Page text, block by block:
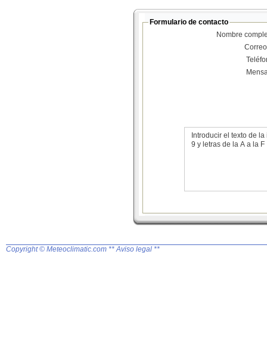
Formulario de contacto
Nombre
Introducir el texto de
9 y letras de la A a la F
Copyright © Meteoclimatic.com ** Aviso legal **